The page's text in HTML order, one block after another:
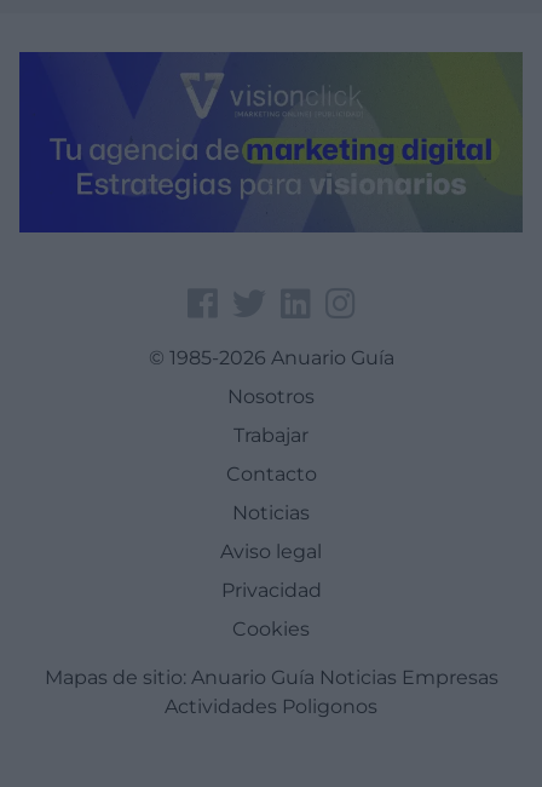
© 1985-2026 Anuario Guía
Nosotros
Trabajar
Contacto
Noticias
Aviso legal
Privacidad
Cookies
Mapas de sitio: Anuario Guía Noticias Empresas
Actividades Poligonos